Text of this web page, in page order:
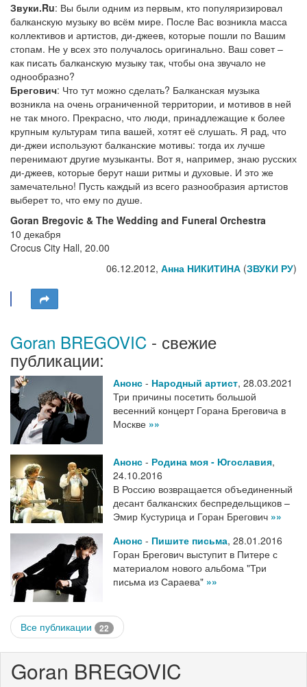
Звуки.Ru: Вы были одним из первым, кто популяризировал
балканскую музыку во всём мире. После Вас возникла масса
коллективов и артистов, ди-джеев, которые пошли по Вашим
стопам. Не у всех это получалось оригинально. Ваш совет –
как писать балканскую музыку так, чтобы она звучало не
однообразно?
Брегович: Что тут можно сделать? Балканская музыка
возникла на очень ограниченной территории, и мотивов в ней
не так много. Прекрасно, что люди, принадлежащие к более
крупным культурам типа вашей, хотят её слушать. Я рад, что
ди-джеи используют балканские мотивы: тогда их лучше
перенимают другие музыканты. Вот я, например, знаю русских
ди-джеев, которые берут наши ритмы и духовые. И это же
замечательно! Пусть каждый из всего разнообразия артистов
выберет то, что ему по душе.
Goran Bregovic & The Wedding and Funeral Orchestra
10 декабря
Crocus City Hall, 20.00
06.12.2012, Анна НИКИТИНА (ЗВУКИ РУ)
Goran BREGOVIC - свежие
публикации:
Анонс - Народный артист, 28.03.2021
Три причины посетить большой
весенний концерт Горана Бреговича в
Москве »»
Анонс - Родина моя - Югославия,
24.10.2016
В Россию возвращается объединенный
десант балканских беспредельщиков –
Эмир Кустурица и Горан Брегович »»
Анонс - Пишите письма, 28.01.2016
Горан Брегович выступит в Питере с
материалом нового альбома "Три
письма из Сараева" »»
Все публикации 22
Goran BREGOVIC